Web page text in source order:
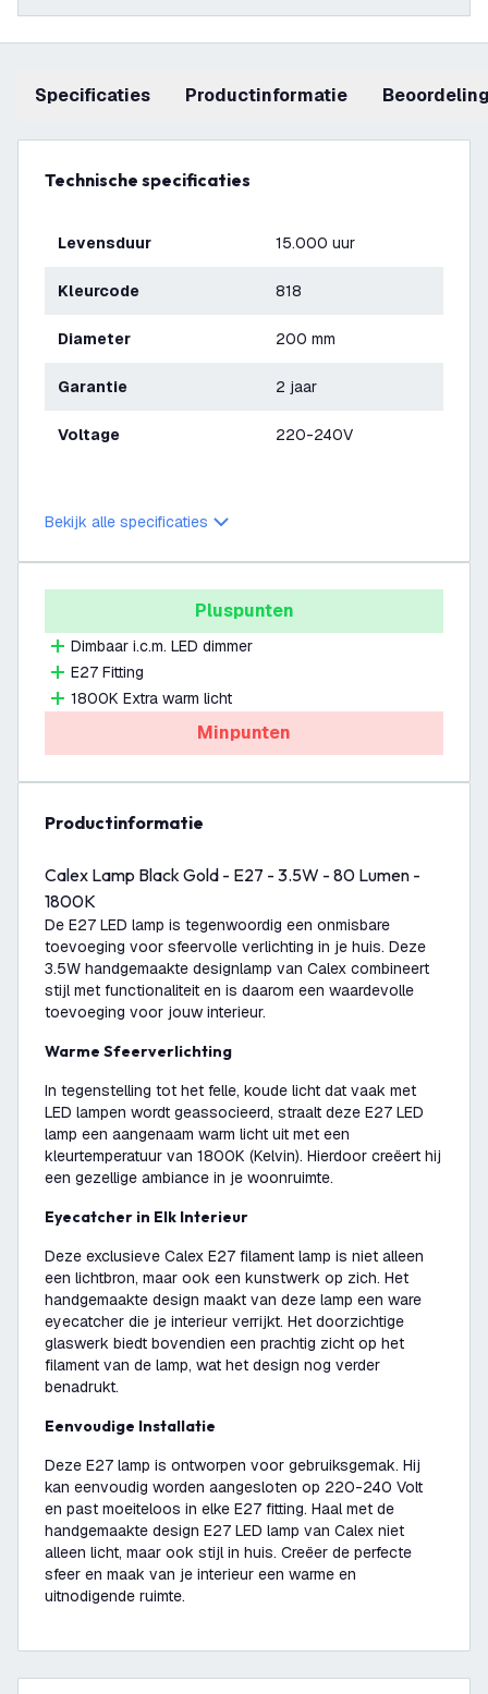
Specificaties productinformatie
Technische specificaties
Levensduur 15.000 uur
Kleurcode 818
Diameter 200 mm
Garantie 2 jaar
Voltage 220-240V
Bekijk alle specificaties
Pluspunten
Dimbaar i.c.m. LED dimmer
E27 Fitting
1800K Extra warm licht
Minpunten
productinformatie
Calex Lamp Black Gold - E27 - 3.5W - 80 Lumen -
1800K
De E27 LED lamp is tegenwoordig een onmisbare
toevoeging voor sfeervolle verlichting in je huis. Deze
3.5W handgemaakte designlamp van Calex combineert
stijl met functionaliteit en is daarom een waardevolle
toevoeging voor jouw interieur.
Warme Sfeerverlichting
In tegenstelling tot het felle, koude licht dat vaak met
LED lampen wordt geassocieerd, straalt deze E27 LED
lamp een aangenaam warm licht uit met een
kleurtemperatuur van 1800K (Kelvin). Hierdoor creëert hij
een gezellige ambiance in je woonruimte.
Eyecatcher in Elk Interieur
Deze exclusieve Calex E27 filament lamp is niet alleen
een lichtbron, maar ook een kunstwerk op zich. Het
handgemaakte design maakt van deze lamp een ware
eyecatcher die je interieur verrijkt. Het doorzichtige
glaswerk biedt bovendien een prachtig zicht op het
filament van de lamp, wat het design nog verder
benadrukt.
Eenvoudige Installatie
Deze E27 lamp is ontworpen voor gebruiksgemak. Hij
kan eenvoudig worden aangesloten op 220-240 Volt
en past moeiteloos in elke E27 fitting. Haal met de
handgemaakte design E27 LED lamp van Calex niet
alleen licht, maar ook stijl in huis. Creëer de perfecte
sfeer en maak van je interieur een warme en
uitnodigende ruimte.